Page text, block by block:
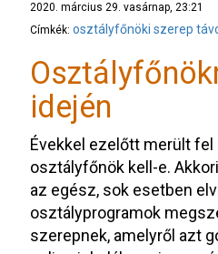
2020. március 29. vasárnap, 23:21
Címkék: osztályfőnöki szerep
idején
Évekkel ezelőtt merült fel
osztályfőnök kell-e.
az egész, sok esetben
osztályprogramok
szerepnek, amelyről azt